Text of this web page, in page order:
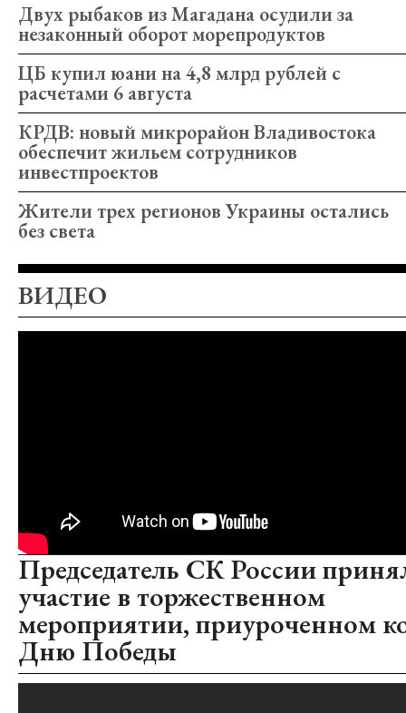
Двух рыбаков из Магадана осудили за
незаконный оборот морепродуктов
ЦБ купил юани на 4,8 млрд рублей с
расчетами 6 августа
КРДВ: новый микрорайон Владивостока
обеспечит жильем сотрудников
инвестпроектов
Жители трех регионов Украины остались
без света
ВИДЕО
Председатель СК России
участие в торжественном
мероприятии, приуроченном
Дню Победы